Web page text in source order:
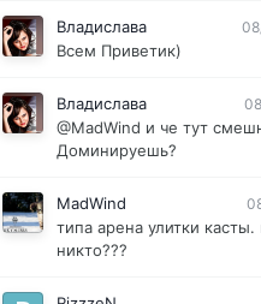
Владислава
Всем Приветик)
Владислава
@MadWind и че тут
Доминируешь?
MadWind
типа арена улитки касты.
никто???
Powered by